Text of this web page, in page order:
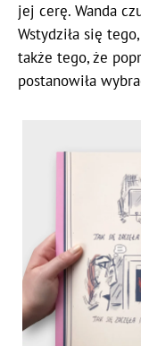
jej cerę. Wanda
Wstydziła się
także tego, że
postanowiła